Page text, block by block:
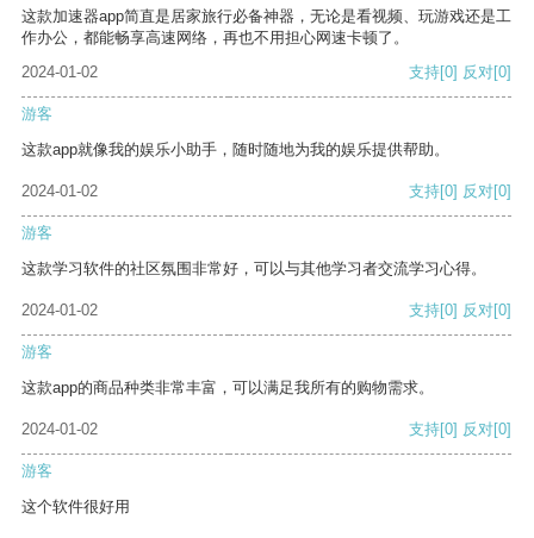
这款加速器app简直是居家旅行必备神器，无论是看视频、玩游戏还是工
作办公，都能畅享高速网络，再也不用担心网速卡顿了。
2024-01-02
支持[0] 反对[0]
游客
这款app就像我的娱乐小助手，随时随地为我的娱乐提供帮助。
2024-01-02 支持[0] 反对[0]
游客
这款学习软件的社区氛围非常好，可以与其他学习者交流学习心得。
2024-01-02 支持[0] 反对[0]
游客
这款app的商品种类非常丰富，可以满足我所有的购物需求。
2024-01-02 支持[0] 反对[0]
游客
这个软件很好用